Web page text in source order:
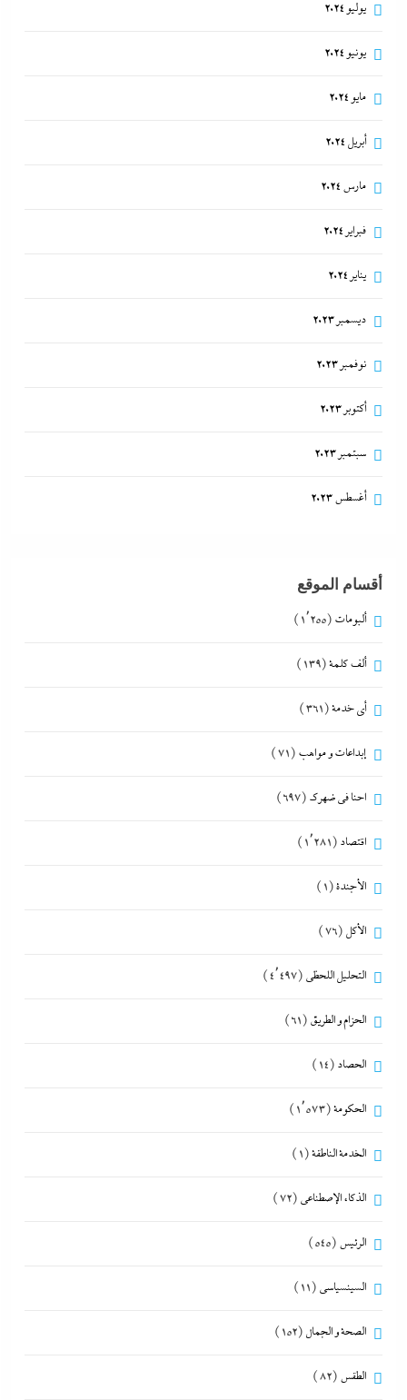
يوليو 2024
يونيو 2024
مايو 2024
أبريل 2024
مارس 2024
فبراير 2024
يناير 2024
ديسمبر 2023
نوفمبر 2023
أكتوبر 2023
سبتمبر 2023
أغسطس 2023
أقسام الموقع
ألبومات (1٬255)
ألف كلمة(139)
أي خدمة(361)
إبداعات و مواهب (71)
احنا في ضهرك (697)
اقتصاد (1٬281)
الأجندة(1)
الأكل (76)
التحليل اللحظي (4٬497)
الحزام و الطريق (61)
الحصاد (14)
الحكومة(1٬573)
الخدمة الناطقة(1)
الذكاء الإصطناعي (72)
الرئيس (545)
السينسياسي (11)
الصحة و الجمال (152)
الطقس (82)